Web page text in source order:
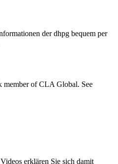
der dhpg bequem per
member of CLA Global. See
erklären Sie sich damit